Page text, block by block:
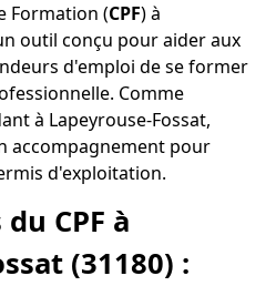
Formation (CPF) à
outil conçu pour aider aux
d'emploi de se former
Comme
à Lapeyrouse-Fossat,
accompagnement pour
d'exploitation.
CPF à
(31180) :